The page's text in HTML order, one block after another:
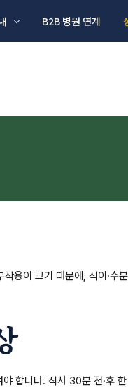
B2B 병원 연계
용이 크기 때문에, 식이·수
합니다. 식사 30분 전·후